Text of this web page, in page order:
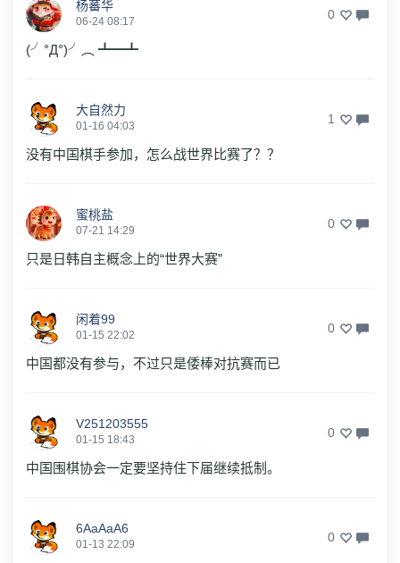
杨蕃华
06-24 08:17 0
(╯°Д°)╯︵ ┻━┻
大自然力
01-16 04:03 1
没有中国棋手参加，怎么战世界比赛了？？
蜜桃盐
07-21 14:29 0
只是日韩自主概念上的“世界大赛”
闲着99
01-15 22:02 0
中国都没有参与，不过只是倭棒对抗赛而已
V251203555
01-15 18:43 0
中国围棋协会一定要坚持住下届继续抵制。
6AaAaA6
01-13 22:09 0